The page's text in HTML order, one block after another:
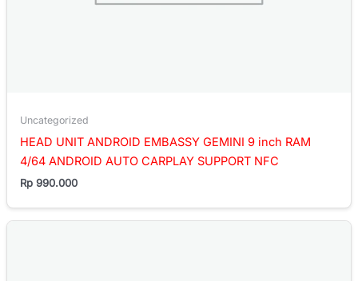
Uncategorized
HEAD UNIT ANDROID EMBASSY GEMINI 9 inch RAM
4/64 ANDROID AUTO CARPLAY SUPPORT NFC
Rp 990.000